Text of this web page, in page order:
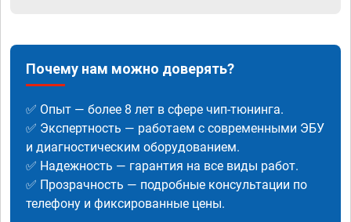
Почему нам можно доверять?
✅ Опыт — более 8 лет в сфере чип-тюнинга.
✅ Экспертность — работаем с современными ЭБУ
и диагностическим оборудованием.
✅ Надежность — гарантия на все виды работ.
✅ Прозрачность — подробные консультации по
телефону и фиксированные цены.